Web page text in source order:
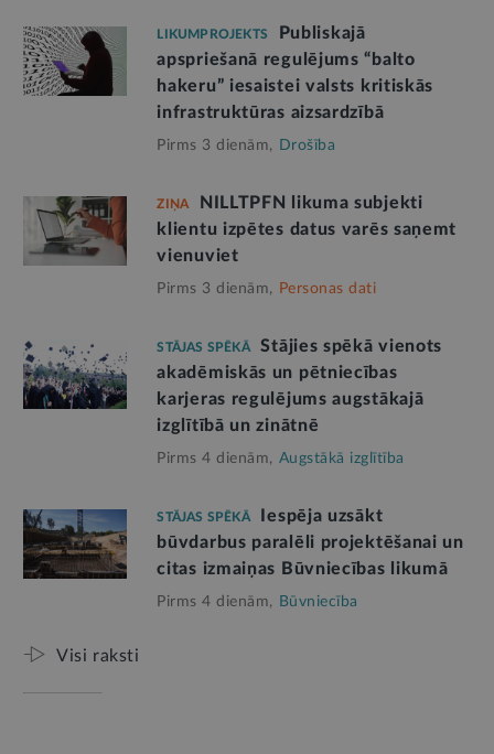
LIKUMPROJEKTS
Publiskajā
apspriešanā regulējums “balto
hakeru” iesaistei valsts kritiskās
infrastruktūras aizsardzībā
Pirms 3 dienām, Drošība
ZIŅA
NILLTPFN likuma subjekti
klientu izpētes datus varēs saņemt
vienuviet
Pirms 3 dienām, Personas dati
STĀJAS SPĒKĀ
Stājies spēkā vienots
akadēmiskās un pētniecības
karjeras regulējums augstākajā
izglītībā un zinātnē
Pirms 4 dienām, Augstākā izglītība
STĀJAS SPĒKĀ
Iespēja uzsākt
būvdarbus paralēli projektēšanai un
citas izmaiņas Būvniecības likumā
Pirms 4 dienām, Būvniecība
Visi raksti